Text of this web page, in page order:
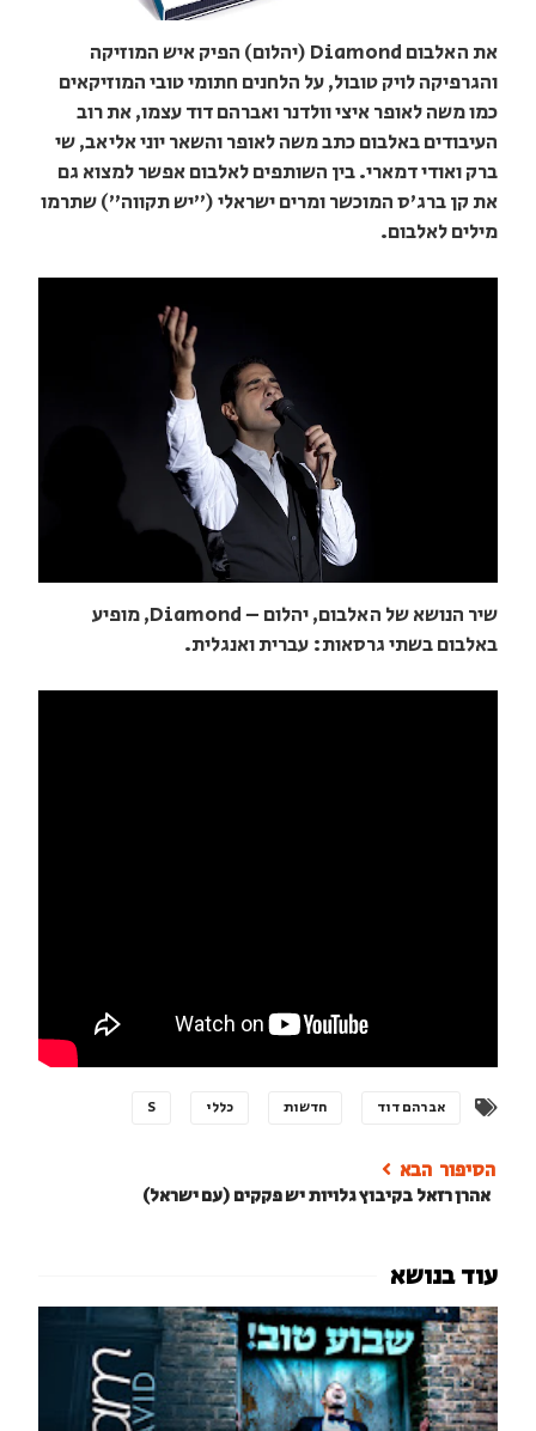
את האלבום Diamond (יהלום) הפיק איש המוזיקה
והגרפיקה לויק טובול, על הלחנים חתומי טובי המוזיקאים
כמו משה לאופר איצי וולדנר ואברהם דוד עצמו, את רוב
העיבודים באלבום כתב משה לאופר והשאר יוני אליאב, שי
ברק ואודי דמארי. בין השותפים לאלבום אפשר למצוא גם
את קן ברג'ס המוכשר ומרים ישראלי ("יש תקווה") שתרמו
מילים לאלבום.
שיר הנושא של האלבום, יהלום – Diamond, מופיע
באלבום בשתי גרסאות: עברית ואנגלית.
אברהם דוד חדשות כללי S
אהרן רזאל בקיבוץ גלויות יש פקקים (עם ישראל)